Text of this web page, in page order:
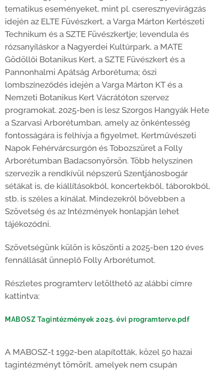
tematikus eseményeket, mint pl. cseresznyevirágzás
idején az ELTE Füvészkert, a Varga Márton Kertészeti
Technikum és a SZTE Füvészkertje; levendula és
rózsanyíláskor a Nagyerdei Kultúrpark, a MATE
Gödöllői Botanikus Kert, a SZTE Füvészkert és a
Pannonhalmi Apátság Arborétuma; őszi
lombszíneződés idején a Varga Márton KT és a
Nemzeti Botanikus Kert Vácrátóton szervez
programokat. 2025-ben is lesz Szorgos Hangyák Hete
a Szarvasi Arborétumban, amely az önkéntesség
fontosságára is felhívja a figyelmet, Kertművészeti
Napok Fehérvárcsurgón és Tobozszüret a Folly
Arborétumban Badacsonyörsön. Több helyszínen
szervezik a rendkívül népszerű Szentjánosbogár
sétákat is, de kiállításokból, koncertekből, táborokból,
stb. is széles a kínálat. Mindezekről bővebben a
Szövetség és az Intézmények honlapján lehet
tájékozódni.
Szövetségünk külön is köszönti a 2025-ben 120 éves
fennállását ünneplő Folly Arborétumot.
Részletes programterv letölthető az alábbi címre
kattintva:
MABOSZ Tagintézmények 2025. évi programterve.pdf
A MABOSZ-t 1992-ben alapították, közel 50 hazai
tagintézményt tömörít, amelyek nem csupán